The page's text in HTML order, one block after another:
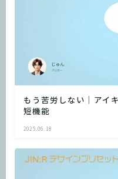
もう苦労しない｜アイ
短機能
2025.06.18
簡単操作で美しいサイ